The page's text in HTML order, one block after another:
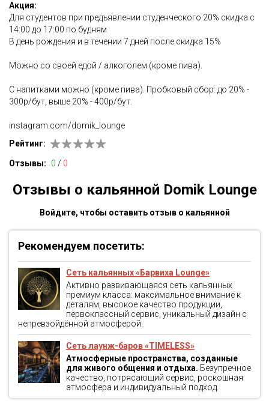
Акция:
Для студентов при предъявлении студенческого 20% скидка с
14:00 до 17:00 по будням
В день рождения и в течении 7 дней после скидка 15%
Можно со своей едой / алкоголем (кроме пива).
С напитками можно (кроме пива). Пробковый сбор: до 20% -
300р/бут, выше 20% - 400р/бут.
instagram.com/domik_lounge
Рейтинг:
Отзывы: 0 / 0
Отзывы о кальянной Domik Lounge
Войдите, чтобы оставить отзыв о кальянной
Рекомендуем посетить:
Сеть кальянных «Барвиха Lounge»
Активно развивающаяся сеть кальянных
премиум класса: максимальное внимание к
деталям, высокое качество продукции,
первоклассный сервис, уникальный дизайн с
непревзойдённой атмосферой.
Сеть лаунж-баров «TIMELESS»
Атмосферные пространства, созданные
для живого общения и отдыха. Безупречное
качество, потрясающий сервис, роскошная
атмосфера и индивидуальный подход.